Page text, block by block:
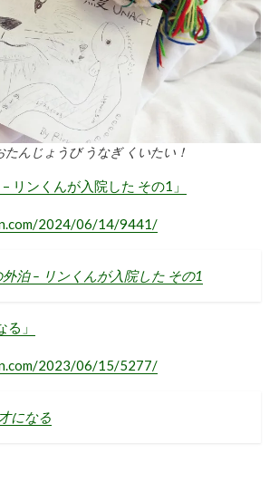
たんじょうび うなぎ くいたい！
リンくんが入院した その1」
2024/06/14/9441/
外泊 – リンくんが入院した その1
る」
2023/06/15/5277/
になる